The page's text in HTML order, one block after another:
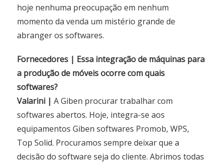
hoje nenhuma preocupação em nenhum
momento da venda um mistério grande de
abranger os softwares.
Fornecedores | Essa integração de máquinas para
a produção de móveis ocorre com quais
softwares?
Valarini | A Giben procurar trabalhar com
softwares abertos. Hoje, integra-se aos
equipamentos Giben softwares Promob, WPS,
Top Solid. Procuramos sempre deixar que a
decisão do software seja do cliente. Abrimos todas